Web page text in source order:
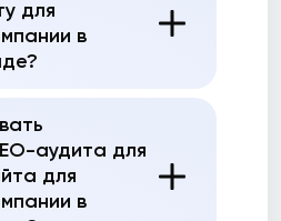
для
в
аудита для
для
в